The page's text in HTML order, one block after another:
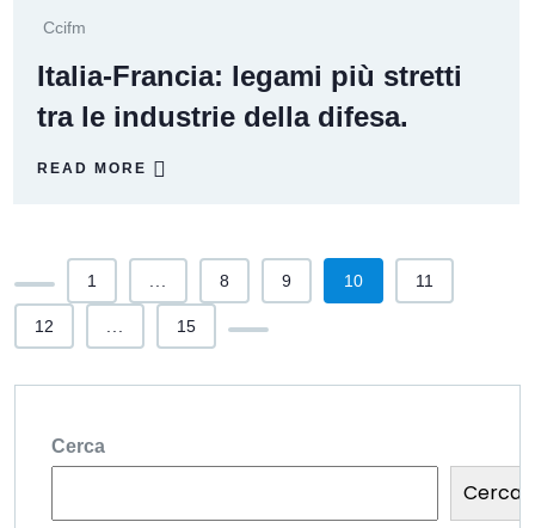
Ccifm
Italia-Francia: legami più stretti
tra le industrie della difesa.
READ MORE
1 8 9 10 11
12 15
Cerca
Cerca